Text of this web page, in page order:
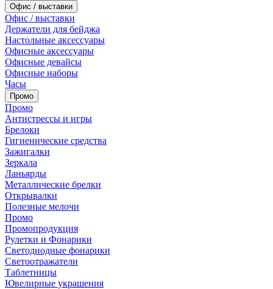
Офис / выставки
Офис / выставки
Держатели для бейджа
Настольные аксессуары
Офисные аксессуары
Офисные девайсы
Офисные наборы
Часы
Промо
Промо
Антистрессы и игры
Брелоки
Гигиенические средства
Зажигалки
Зеркала
Ланьярды
Металлические брелки
Открывалки
Полезные мелочи
Промо
Промопродукция
Рулетки и Фонарики
Светодиодные фонарики
Светоотражатели
Таблетницы
Ювелирные украшения